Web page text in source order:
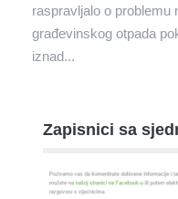
raspravljalo o problemu
građevinskog otpada
iznad...
Zapisnici sa